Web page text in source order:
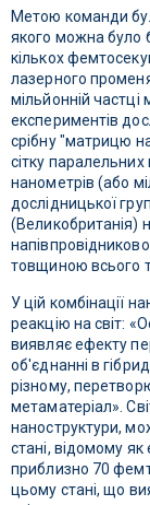
Метою команди
якого можна було
кількох
лазерного
мільйонній частці
експериментів
срібну "матрицю
сітку
нанометрів (або
дослідницької
(Великобританія)
товщиною всього
У цій комбінації
реакцію на світ:
виявляє ефекту
об'єднанні в
різному,
метаматеріал».
наноструктури,
стані, відомому
приблизно 70
цьому стані, що